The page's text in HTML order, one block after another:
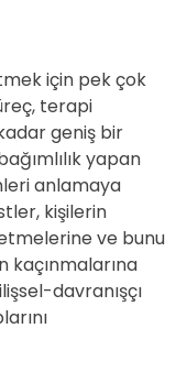
E
için pek çok
terapi
geniş bir
yapan
anlamaya
kişilerin
ve bunu
davranışçı